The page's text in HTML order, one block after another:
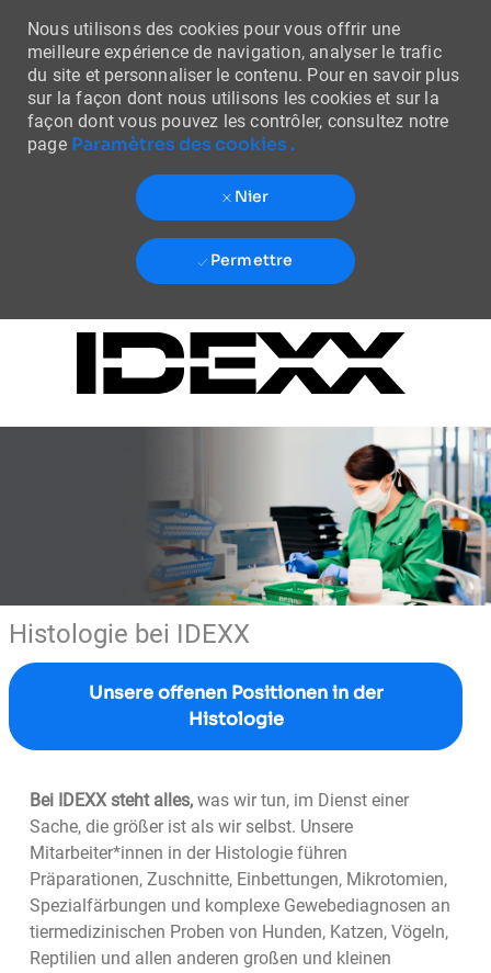
Skip to main content
Nous utilisons des cookies pour vous offrir une
meilleure expérience de navigation, analyser le trafic
du site et personnaliser le contenu. Pour en savoir plus
sur la façon dont nous utilisons les cookies et sur la
façon dont vous pouvez les contrôler, consultez notre
page Paramètres des cookies .
Nier
Permettre
Histologie bei IDEXX
Unsere offenen Positionen in der
Histologie
Bei IDEXX steht alles,was wir tun, im Dienst einer
Sache, die größer ist als wir selbst. Unsere
Mitarbeiter*innen in der Histologie führen
Präparationen, Zuschnitte, Einbettungen, Mikrotomien,
Spezialfärbungen und komplexe Gewebediagnosen an
tiermedizinischen Proben von Hunden, Katzen, Vögeln,
Reptilien und allen anderen großen und kleinen